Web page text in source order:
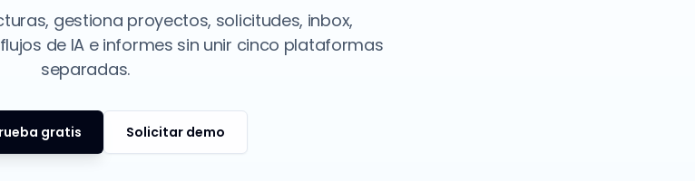
gestiona proyectos, solicitudes, inbox,
de IA e informes sin unir cinco plataformas
separadas.
gratis Solicitar demo